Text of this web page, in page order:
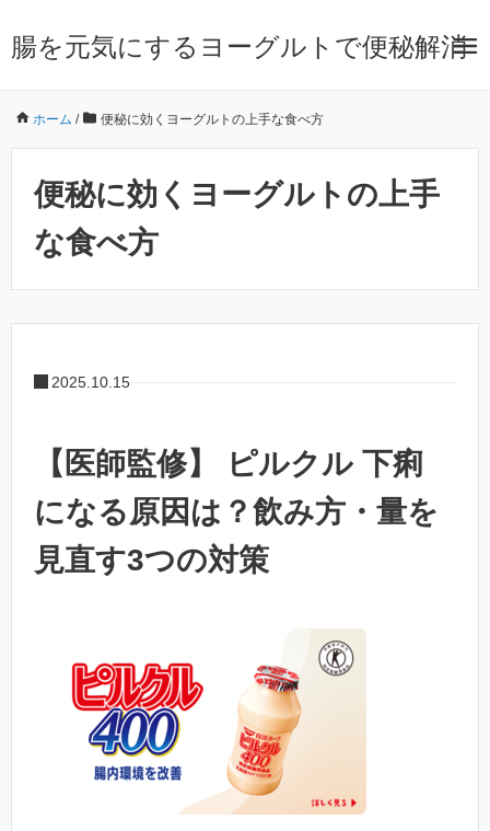
腸を元気にするヨーグルトで便秘解消
ホーム / 便秘に効くヨーグルトの上手な食べ方
便秘に効くヨーグルトの上手
な食べ方
2025.10.15
【医師監修】 ピルクル 下痢
になる原因は？飲み方・量を
見直す3つの対策